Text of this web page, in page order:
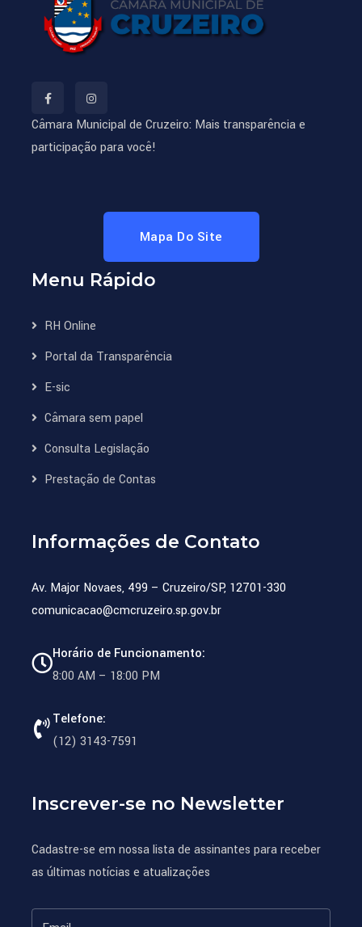
Câmara Municipal de Cruzeiro: Mais transparência e
participação para você!
Mapa Do Site
Menu Rápido
RH Online
Portal da Transparência
E-sic
Câmara sem papel
Consulta Legislação
Prestação de Contas
Informações de Contato
Av. Major Novaes, 499 – Cruzeiro/SP, 12701-330
comunicacao@cmcruzeiro.sp.gov.br
Horário de Funcionamento:
8:00 AM – 18:00 PM
Telefone:
(12) 3143-7591
Inscrever-se no Newsletter
Cadastre-se em nossa lista de assinantes para receber
as últimas notícias e atualizações